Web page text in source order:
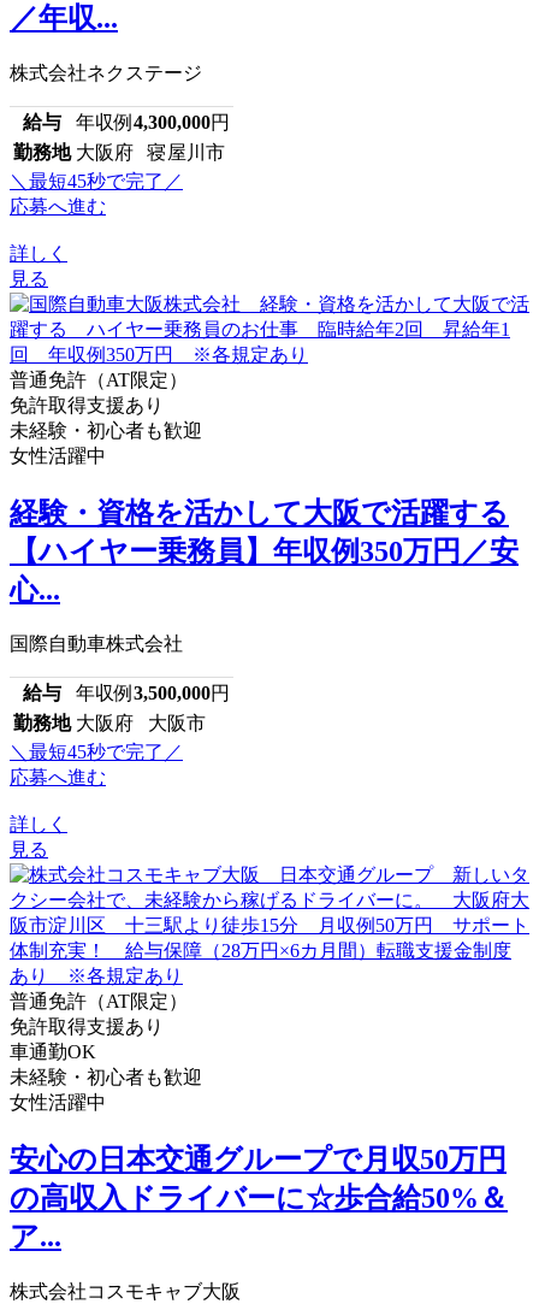
／年収...
株式会社ネクステージ
給与 年収例 4,300,000円
勤務地 大阪府 寝屋川市
＼最短45秒で完了／
応募へ進む
詳しく
見る
普通免許（AT限定）
免許取得支援あり
未経験・初心者も歓迎
女性活躍中
経験・資格を活かして大阪で活躍する
【ハイヤー乗務員】年収例350万円／安
心...
国際自動車株式会社
給与 年収例 3,500,000円
勤務地 大阪府 大阪市
＼最短45秒で完了／
応募へ進む
詳しく
見る
普通免許（AT限定）
免許取得支援あり
車通勤OK
未経験・初心者も歓迎
女性活躍中
安心の日本交通グループで月収50万円
の高収入ドライバーに☆歩合給50%＆
ア...
株式会社コスモキャブ大阪